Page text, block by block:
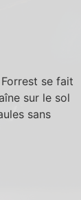
se fait
sur le sol
sans